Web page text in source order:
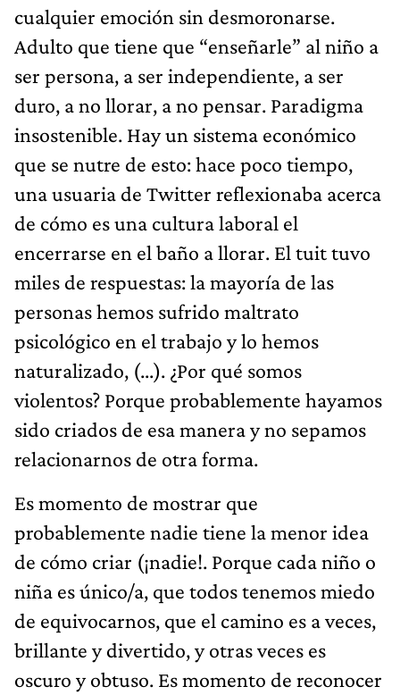
cualquier emoción sin desmoronarse.
Adulto que tiene que “enseñarle” al niño a
ser persona, a ser independiente, a ser
duro, a no llorar, a no pensar. Paradigma
insostenible. Hay un sistema económico
que se nutre de esto: hace poco tiempo,
una usuaria de Twitter reflexionaba acerca
de cómo es una cultura laboral el
encerrarse en el baño a llorar. El tuit tuvo
miles de respuestas: la mayoría de las
personas hemos sufrido maltrato
psicológico en el trabajo y lo hemos
naturalizado, (...). ¿Por qué somos
violentos? Porque probablemente hayamos
sido criados de esa manera y no sepamos
relacionarnos de otra forma.
Es momento de mostrar que
probablemente nadie tiene la menor idea
de cómo criar (¡nadie!. Porque cada niño o
niña es único/a, que todos tenemos miedo
de equivocarnos, que el camino es a veces,
brillante y divertido, y otras veces es
oscuro y obtuso. Es momento de reconocer